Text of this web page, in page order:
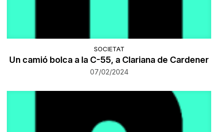
SOCIETAT
Un camió bolca a la C-55, a Clariana de Cardener
07/02/2024